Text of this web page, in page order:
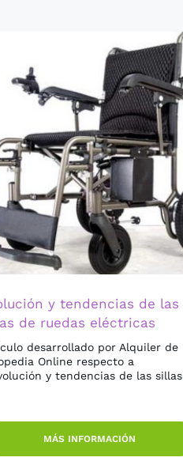
y tendencias de las
de ruedas eléctricas
desarrollado por Alquiler de
Online respecto a
y tendencias de las sillas
MÁS INFORMACIÓN